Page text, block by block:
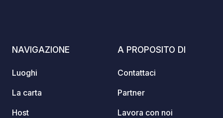
NAVIGAZIONE
Luoghi
La carta
Host
A PROPOSITO DI
Contattaci
Partner
Lavora con noi